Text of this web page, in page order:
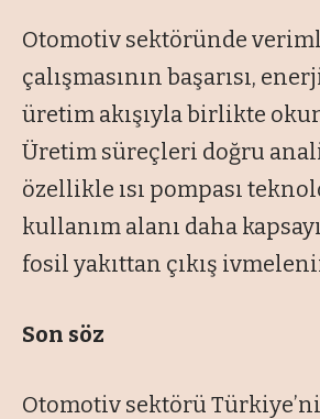
Otomotiv sektöründe
çalışmasının başarısı,
üretim akışıyla birlikte
Üretim süreçleri doğru
özellikle ısı pompası
kullanım alanı daha
fosil yakıttan çıkış
Son söz
Otomotiv sektörü